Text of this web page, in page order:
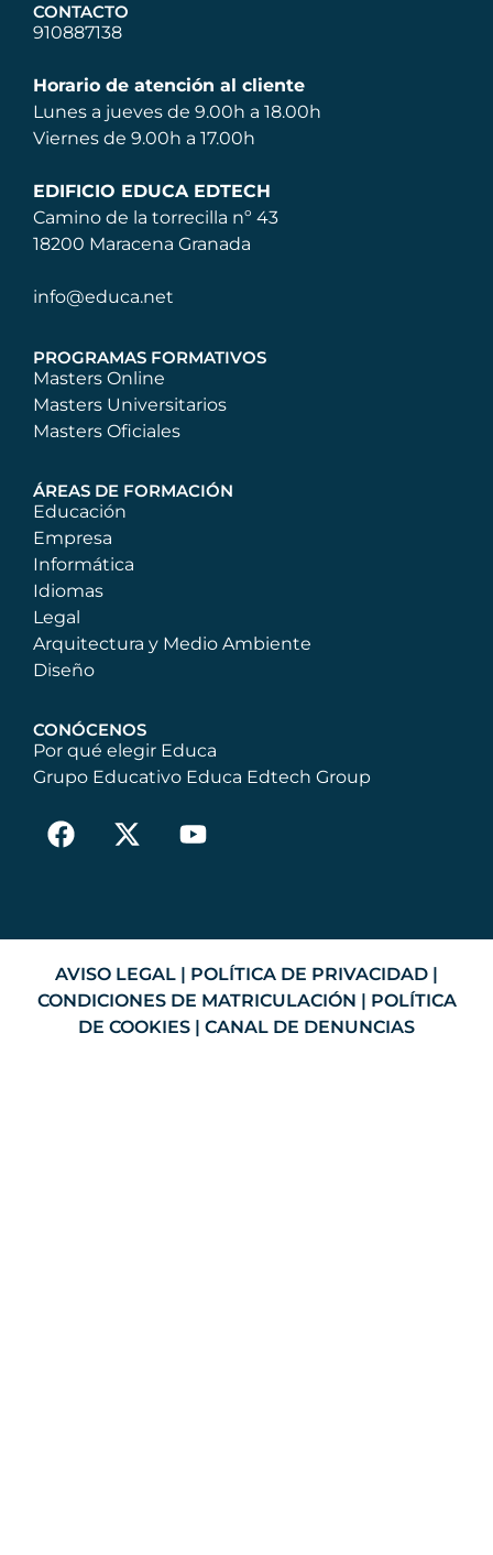
CONTACTO
910887138
Horario de atención al cliente
Lunes a jueves de 9.00h a 18.00h
Viernes de 9.00h a 17.00h
EDIFICIO EDUCA EDTECH
Camino de la torrecilla nº 43
18200 Maracena Granada
info@educa.net
PROGRAMAS FORMATIVOS
Masters Online
Masters Universitarios
Masters Oficiales
ÁREAS DE FORMACIÓN
Educación
Empresa
Informática
Idiomas
Legal
Arquitectura y Medio Ambiente
Diseño
CONÓCENOS
Por qué elegir Educa
Grupo Educativo Educa Edtech Group
AVISO LEGAL | POLÍTICA DE PRIVACIDAD |
CONDICIONES DE MATRICULACIÓN | POLÍTICA
DE COOKIES | CANAL DE DENUNCIAS